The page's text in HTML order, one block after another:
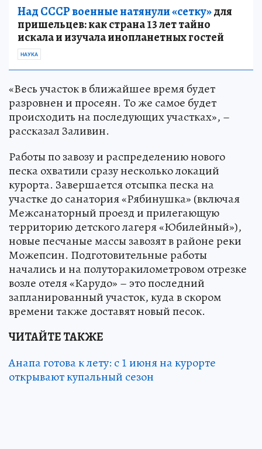
Над СССР военные натянули «сетку»для
пришельцев: как страна 13 лет тайно
искала и изучала инопланетных гостей
НАУКА
«Весь участок в ближайшее время будет
разровнен и просеян. То же самое будет
происходить на последующих участках», –
рассказал Заливин.
Работы по завозу и распределению нового
песка охватили сразу несколько локаций
курорта. Завершается отсыпка песка на
участке до санатория «Рябинушка» (включая
Межсанаторный проезд и прилегающую
территорию детского лагеря «Юбилейный»),
новые песчаные массы завозят в районе реки
Можепсин. Подготовительные работы
начались и на полуторакилометровом отрезке
возле отеля «Карудо» – это последний
запланированный участок, куда в скором
времени также доставят новый песок.
ЧИТАЙТЕ ТАКЖЕ
Анапа готова к лету: с 1 июня на курорте
открывают купальный сезон